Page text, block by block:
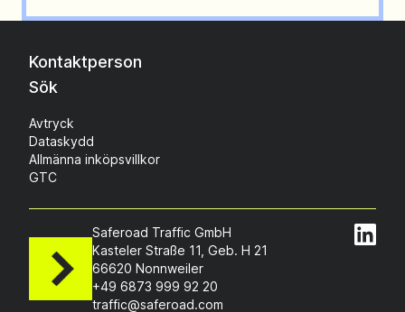
Kontaktperson
Sök
Avtryck
Dataskydd
Allmänna inköpsvillkor
GTC
Saferoad Traffic GmbH
Kasteler Straße 11, Geb. H 21
66620 Nonnweiler
+49 6873 999 92 20
traffic@saferoad.com